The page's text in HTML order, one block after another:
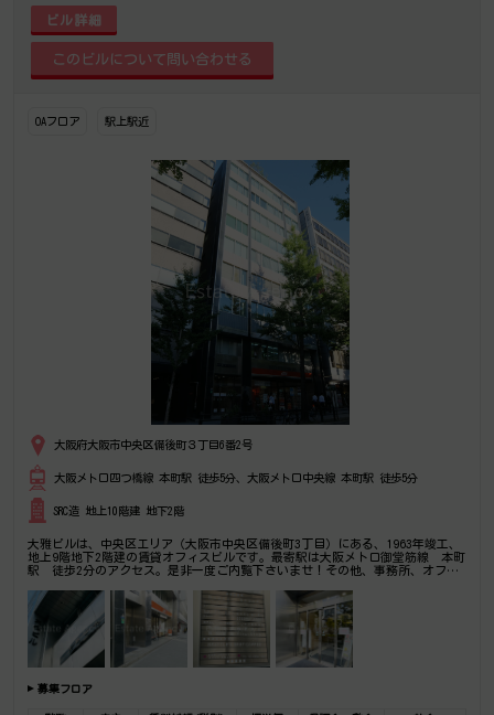
ビル詳細
OAフロア 駅上駅近
大阪府大阪市中央区備後町３丁目6番2号
大阪メトロ四つ橋線 本町駅 徒歩5分、大阪メトロ中央線 本町駅 徒歩5分
SRC造 地上10階建 地下2階
大雅ビルは、中央区エリア（大阪市中央区備後町3丁目）にある、1963年竣工、
地上9階地下2階建の賃貸オフィスビルです。最寄駅は大阪メトロ御堂筋線 本町
駅 徒歩2分のアクセス。是非一度ご内覧下さいませ！その他、事務所、オフィ
募集フロア